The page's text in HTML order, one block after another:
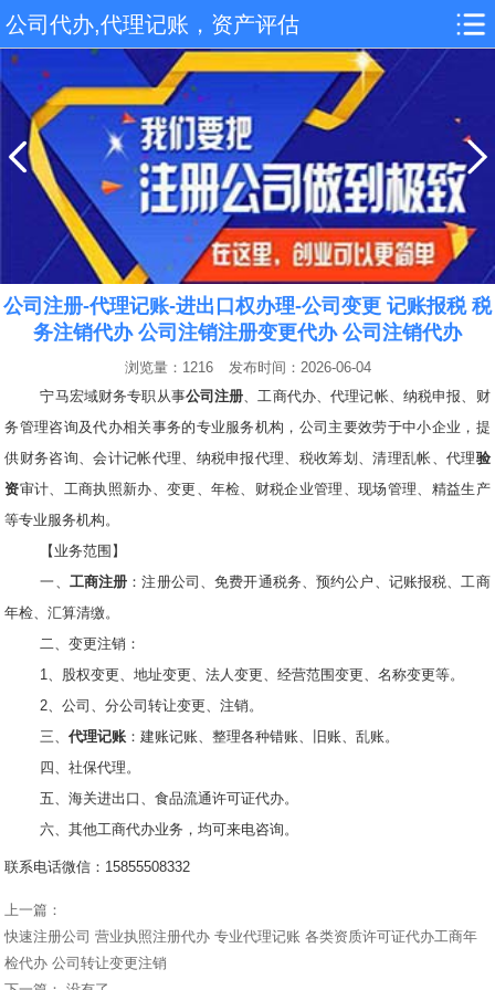
公司代办,代理记账，资产评估
公司注册-代理记账-进出口权办理-公司变更 记账报税 税
务注销代办 公司注销注册变更代办 公司注销代办
浏览量：1216
发布时间：2026-06-04
宁马宏域财务专职从事公司注册 、工商代办、代理记帐、纳税申报、财
务管理咨询及代办相关事务的专业服务机构，公司主要效劳于中小企业，提
供财务咨询、会计记帐代理、纳税申报代理、税收筹划、清理乱帐、代理验
资审计、工商执照新办、变更、年检、财税企业管理、现场管理、精益生产
等专业服务机构。
【业务范围】
一、 工商注册 ：注册公司、免费开通税务、预约公户、记账报税、工商
年检、汇算清缴。
二、变更注销：
1、股权变更、地址变更、法人变更、经营范围变更、名称变更等。
2、公司、分公司转让变更、注销。
三、代理记账 ：建账记账、整理各种错账、旧账、乱账。
四、社保代理。
五、海关进出口、食品流通许可证代办。
六、其他工商代办业务，均可来电咨询。
联系电话微信：15855508332
上一篇：
快速注册公司 营业执照注册代办 专业代理记账 各类资质许可证代办工商年
检代办 公司转让变更注销